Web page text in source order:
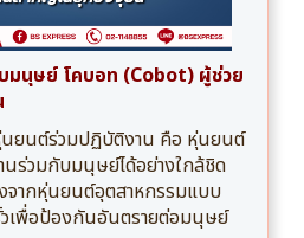
มนุษย์ โคบอท (Cobot) ผู้ช่วย
ยนต์ร่วมปฏิบัติงาน คือ หุ่นยนต์
ร่วมกับมนุษย์ได้อย่างใกล้ชิด
จากหุ่นยนต์อุตสาหกรรมแบบ
เพื่อป้องกันอันตรายต่อมนุษย์